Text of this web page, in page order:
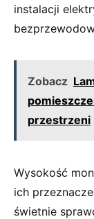
⁢instalacji
Zobacz
przestrzeni
Wysokość
ich
świetnie